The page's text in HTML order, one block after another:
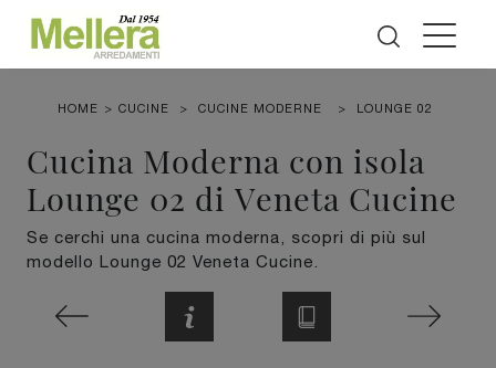
HOME > CUCINE > CUCINE MODERNE > LOUNGE 02
Cucina Moderna con isola
Lounge 02 di Veneta Cucine
Se cerchi una cucina moderna, scopri di più sul
modello Lounge 02 Veneta Cucine.